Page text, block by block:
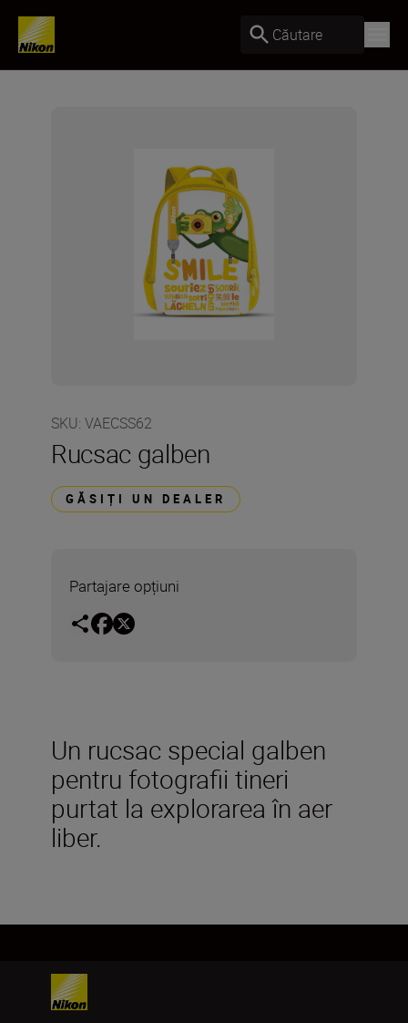
Căutare
SKU: VAECSS62
Rucsac galben
GĂSIȚI UN DEALER
Partajare opțiuni
Un rucsac special galben
pentru fotografii tineri
purtat la explorarea în aer
liber.